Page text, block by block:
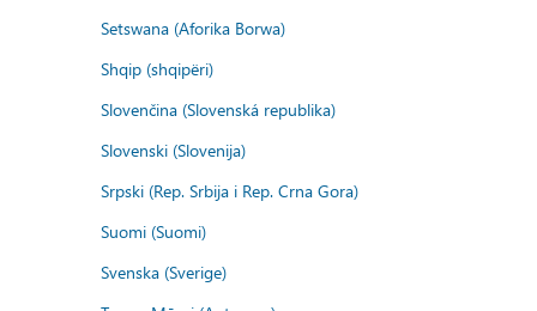
Setswana (Aforika Borwa)
Shqip (shqipëri)
Slovenčina (Slovenská republika)
Slovenski (Slovenija)
Srpski (Rep. Srbija i Rep. Crna Gora)
Suomi (Suomi)
Svenska (Sverige)